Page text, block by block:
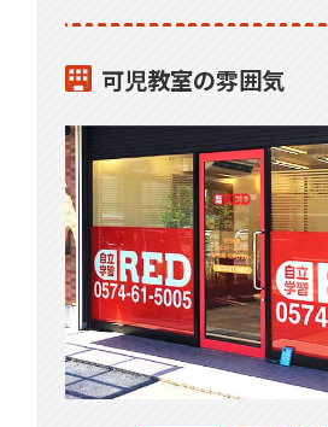
可児教室の雰囲気